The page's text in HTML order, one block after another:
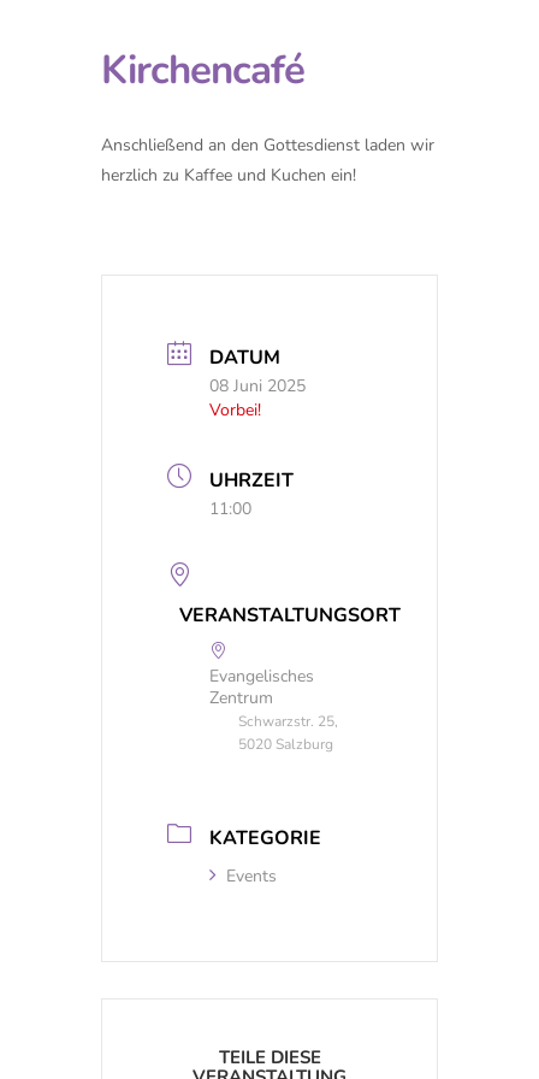
Kirchencafé
Anschließend an den Gottesdienst laden wir
herzlich zu Kaffee und Kuchen ein!
DATUM
08 Juni 2025
Vorbei!
UHRZEIT
11:00
VERANSTALTUNGSORT
Evangelisches
Zentrum
Schwarzstr. 25,
5020 Salzburg
KATEGORIE
Events
TEILE DIESE